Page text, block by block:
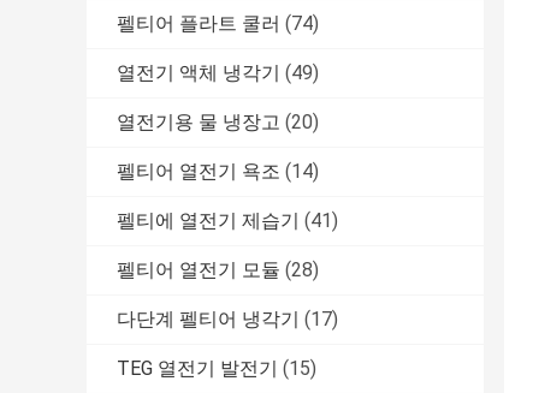
펠티어 플라트 쿨러 (74)
열전기 액체 냉각기 (49)
열전기용 물 냉장고 (20)
펠티어 열전기 욕조 (14)
펠티에 열전기 제습기 (41)
펠티어 열전기 모듈 (28)
다단계 펠티어 냉각기 (17)
TEG 열전기 발전기 (15)